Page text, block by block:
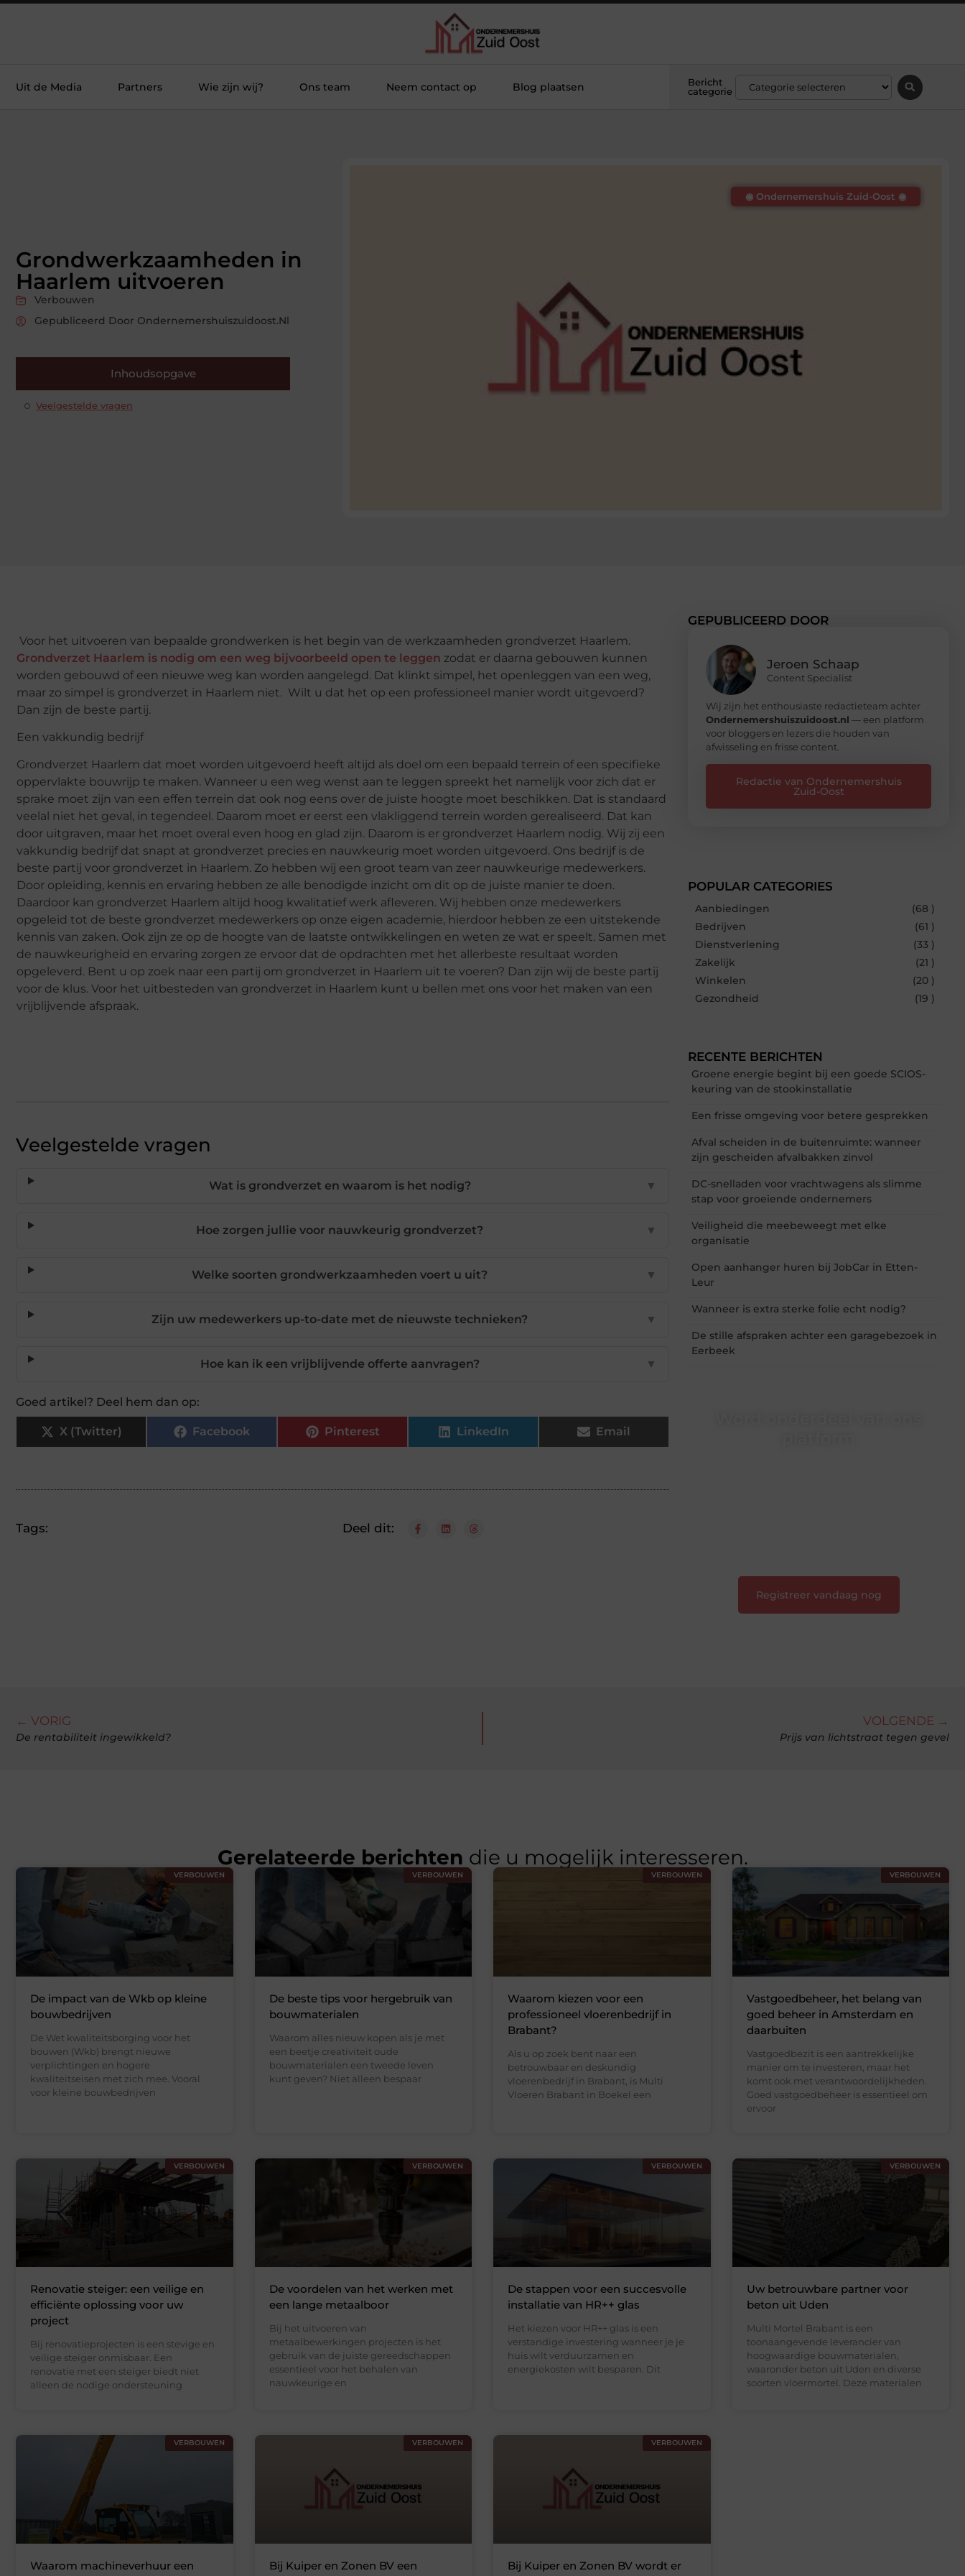
Uit de Media Partners Wie zijn wij? Ons team Neem contact op Blog plaatsen
Bericht
categorie
Grondwerkzaamheden in
Haarlem uitvoeren
Verbouwen
Gepubliceerd Door Ondernemershuiszuidoost.nl
Inhoudsopgave
Veelgestelde vragen
◉ Ondernemershuis Zuid-Oost ◉
Voor het uitvoeren van bepaalde grondwerken is het begin van de werkzaamheden grondverzet Haarlem.
Grondverzet Haarlem is nodig om een weg bijvoorbeeld open te leggen zodat er daarna gebouwen kunnen
worden gebouwd of een nieuwe weg kan worden aangelegd. Dat klinkt simpel, het openleggen van een weg,
maar zo simpel is grondverzet in Haarlem niet. Wilt u dat het op een professioneel manier wordt uitgevoerd?
Dan zijn de beste partij.
Een vakkundig bedrijf
Grondverzet Haarlem dat moet worden uitgevoerd heeft altijd als doel om een bepaald terrein of een specifieke
oppervlakte bouwrijp te maken. Wanneer u een weg wenst aan te leggen spreekt het namelijk voor zich dat er
sprake moet zijn van een effen terrein dat ook nog eens over de juiste hoogte moet beschikken. Dat is standaard
veelal niet het geval, in tegendeel. Daarom moet er eerst een vlakliggend terrein worden gerealiseerd. Dat kan
door uitgraven, maar het moet overal even hoog en glad zijn. Daarom is er grondverzet Haarlem nodig. Wij zij een
vakkundig bedrijf dat snapt at grondverzet precies en nauwkeurig moet worden uitgevoerd. Ons bedrijf is de
beste partij voor grondverzet in Haarlem. Zo hebben wij een groot team van zeer nauwkeurige medewerkers.
Door opleiding, kennis en ervaring hebben ze alle benodigde inzicht om dit op de juiste manier te doen.
Daardoor kan grondverzet Haarlem altijd hoog kwalitatief werk afleveren. Wij hebben onze medewerkers
opgeleid tot de beste grondverzet medewerkers op onze eigen academie, hierdoor hebben ze een uitstekende
kennis van zaken. Ook zijn ze op de hoogte van de laatste ontwikkelingen en weten ze wat er speelt. Samen met
de nauwkeurigheid en ervaring zorgen ze ervoor dat de opdrachten met het allerbeste resultaat worden
opgeleverd. Bent u op zoek naar een partij om grondverzet in Haarlem uit te voeren? Dan zijn wij de beste partij
voor de klus. Voor het uitbesteden van grondverzet in Haarlem kunt u bellen met ons voor het maken van een
vrijblijvende afspraak.
Veelgestelde vragen
Wat is grondverzet en waarom is het nodig? ▼
Hoe zorgen jullie voor nauwkeurig grondverzet? ▼
Welke soorten grondwerkzaamheden voert u uit? ▼
Zijn uw medewerkers up-to-date met de nieuwste technieken? ▼
Hoe kan ik een vrijblijvende offerte aanvragen? ▼
Goed artikel? Deel hem dan op:
X (Twitter) Facebook Pinterest LinkedIn Email
Tags: Deel dit:
GEPUBLICEERD DOOR
Jeroen Schaap
Content Specialist
Wij zijn het enthousiaste redactieteam achter
Ondernemershuiszuidoost.nl — een platform
voor bloggers en lezers die houden van
afwisseling en frisse content.
Redactie van Ondernemershuis
Zuid-Oost
POPULAR CATEGORIES
Aanbiedingen
(68 )
Bedrijven
(61 )
Dienstverlening
(33 )
Zakelijk
(21 )
Winkelen
(20 )
Gezondheid
(19 )
RECENTE BERICHTEN
Groene energie begint bij een goede SCIOS-
keuring van de stookinstallatie
Een frisse omgeving voor betere gesprekken
Afval scheiden in de buitenruimte: wanneer
zijn gescheiden afvalbakken zinvol
DC-snelladen voor vrachtwagens als slimme
stap voor groeiende ondernemers
Veiligheid die meebeweegt met elke
organisatie
Open aanhanger huren bij JobCar in Etten-
Leur
Wanneer is extra sterke folie echt nodig?
De stille afspraken achter een garagebezoek in
Eerbeek
Registreer vandaag nog
← VORIG
De rentabiliteit ingewikkeld?
VOLGENDE →
Prijs van lichtstraat tegen gevel
Gerelateerde berichten die u mogelijk interesseren.
VERBOUWEN
De impact van de Wkb op kleine
bouwbedrijven
De Wet kwaliteitsborging voor het
bouwen (Wkb) brengt nieuwe
verplichtingen en hogere
kwaliteitseisen met zich mee. Vooral
voor kleine bouwbedrijven
VERBOUWEN
De beste tips voor hergebruik van
bouwmaterialen
Waarom alles nieuw kopen als je met
een beetje creativiteit oude
bouwmaterialen een tweede leven
kunt geven? Niet alleen bespaar
VERBOUWEN
Waarom kiezen voor een
professioneel vloerenbedrijf in
Brabant?
Als u op zoek bent naar een
betrouwbaar en deskundig
vloerenbedrijf in Brabant, is Multi
Vloeren Brabant in Boekel een
VERBOUWEN
Vastgoedbeheer, het belang van
goed beheer in Amsterdam en
daarbuiten
Vastgoedbezit is een aantrekkelijke
manier om te investeren, maar het
komt ook met verantwoordelijkheden.
Goed vastgoedbeheer is essentieel om
ervoor
VERBOUWEN
Renovatie steiger: een veilige en
efficiënte oplossing voor uw
project
Bij renovatieprojecten is een stevige en
veilige steiger onmisbaar. Een
renovatie met een steiger biedt niet
alleen de nodige ondersteuning
VERBOUWEN
De voordelen van het werken met
een lange metaalboor
Bij het uitvoeren van
metaalbewerkingen projecten is het
gebruik van de juiste gereedschappen
essentieel voor het behalen van
nauwkeurige en
VERBOUWEN
De stappen voor een succesvolle
installatie van HR++ glas
Het kiezen voor HR++ glas is een
verstandige investering wanneer je je
huis wilt verduurzamen en
energiekosten wilt besparen. Dit
VERBOUWEN
Uw betrouwbare partner voor
beton uit Uden
Multi Mortel Brabant is een
toonaangevende leverancier van
hoogwaardige bouwmaterialen,
waaronder beton uit Uden en diverse
soorten vloermortel. Deze materialen
VERBOUWEN
Waarom machineverhuur een
VERBOUWEN
Bij Kuiper en Zonen BV een
VERBOUWEN
Bij Kuiper en Zonen BV wordt er